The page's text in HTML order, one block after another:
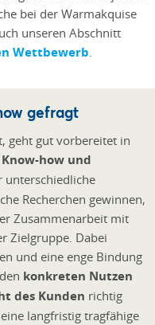
bei der Warmakquise
unseren Abschnitt
Wettbewerb.
gefragt
geht gut vorbereitet in
Know-how und
unterschiedliche
Recherchen gewinnen,
Zusammenarbeit mit
Zielgruppe. Dabei
und eine enge Bindung
konkreten Nutzen
des Kunden richtig
langfristig tragfähige